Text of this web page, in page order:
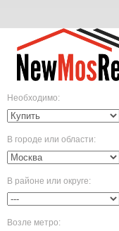
Необходимо:
В городе или области:
В районе или округе:
Возле метро: